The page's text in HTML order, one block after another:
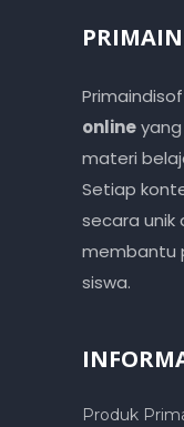
online
materi
Setiap
secara unik
membantu
siswa.
Produk